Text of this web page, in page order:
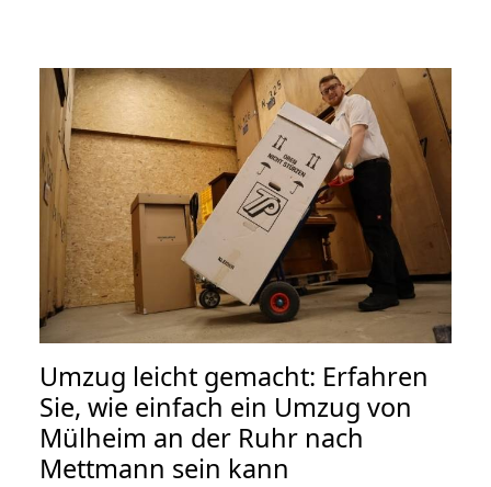
Umzug leicht gemacht: Erfahren
Sie, wie einfach ein Umzug von
Mülheim an der Ruhr nach
Mettmann sein kann